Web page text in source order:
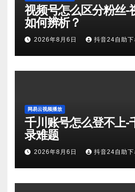
视频号怎么区分粉丝-
如何辨析？
2026年8月6日 抖音24自助下
网易云视频播放
千川账号怎么登不上-
录难题
2026年8月6日 抖音24自助下